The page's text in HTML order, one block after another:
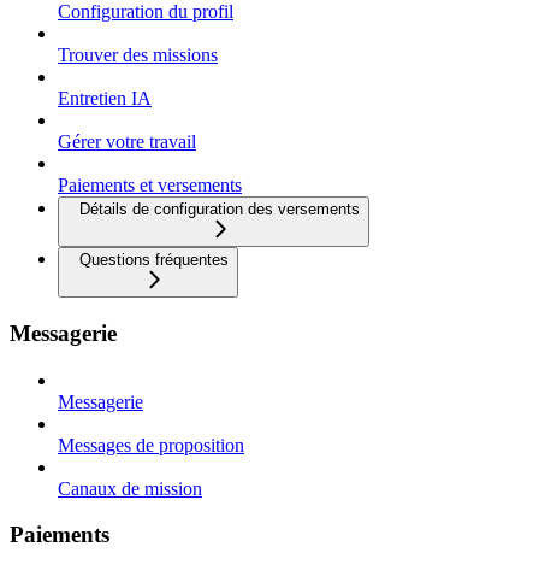
Configuration du profil
Trouver des missions
Entretien IA
Gérer votre travail
Paiements et versements
Détails de configuration des versements
Questions fréquentes
Messagerie
Messagerie
Messages de proposition
Canaux de mission
Paiements